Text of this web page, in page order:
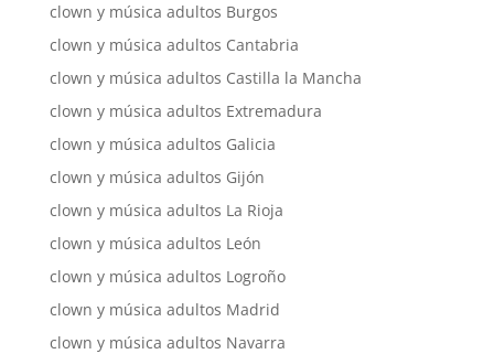
clown y música adultos Burgos
clown y música adultos Cantabria
clown y música adultos Castilla la Mancha
clown y música adultos Extremadura
clown y música adultos Galicia
clown y música adultos Gijón
clown y música adultos La Rioja
clown y música adultos León
clown y música adultos Logroño
clown y música adultos Madrid
clown y música adultos Navarra